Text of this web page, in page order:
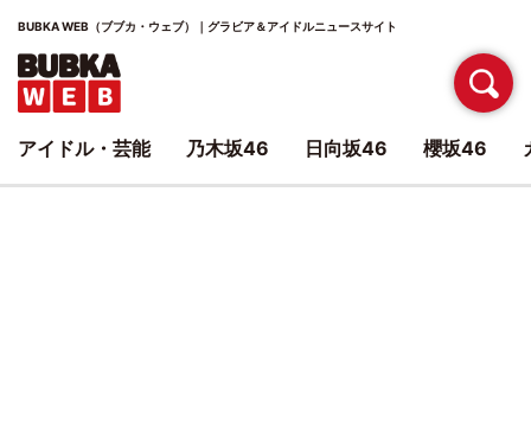
BUBKA WEB（ブブカ・ウェブ）｜グラビア＆アイドルニュースサイト
アイドル・芸能 乃木坂46 日向坂46 櫻坂46